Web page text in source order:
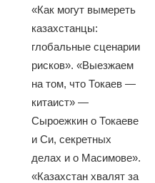
«Как могут вымереть
казахстанцы:
глобальные сценарии
рисков». «Выезжаем
на том, что Токаев —
китаист» —
Сыроежкин о Токаеве
и Си, секретных
делах и о Масимове».
«Казахстан хвалят за